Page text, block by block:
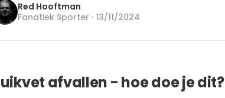
Red Hooftman
Fanatiek Sporter · 13/11/2024
afvallen - hoe doe je dit?